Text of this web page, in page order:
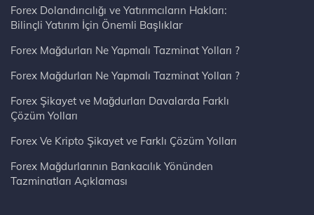
Forex Dolandırıcılığı ve Yatırımcıların Hakları:
Bilinçli Yatırım İçin Önemli Başlıklar
Forex Mağdurları Ne Yapmalı Tazminat Yolları ?
Forex Mağdurları Ne Yapmalı Tazminat Yolları ?
Forex Şikayet ve Mağdurları Davalarda Farklı
Çözüm Yolları
Forex Ve Kripto Şikayet ve Farklı Çözüm Yolları
Forex Mağdurlarının Bankacılık Yönünden
Tazminatları Açıklaması